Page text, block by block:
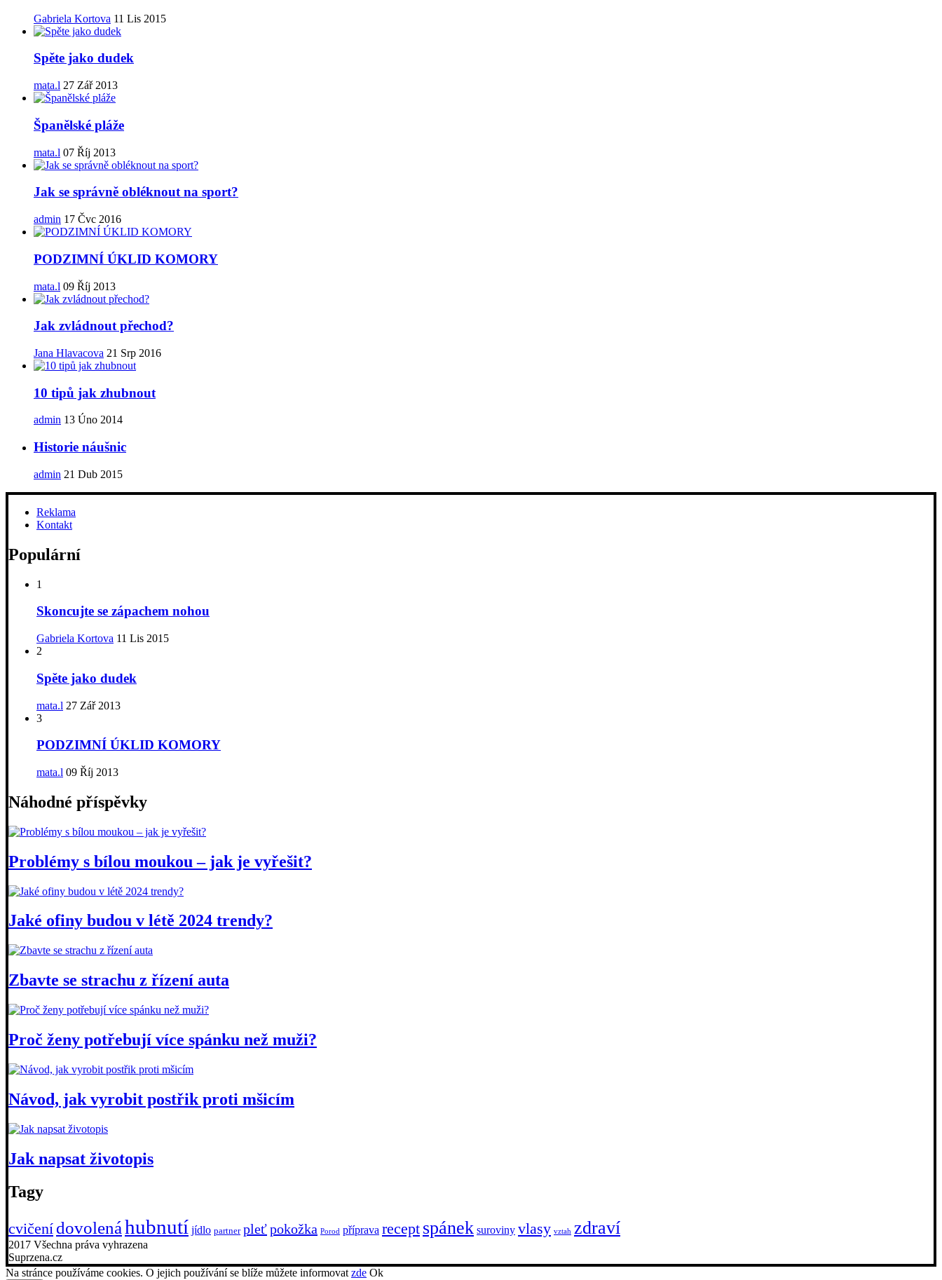
Gabriela Kortova 11 Lis 2015
Spěte jako dudek
mata.l 27 Zář 2013
Španělské pláže
mata.l 07 Říj 2013
Jak se správně obléknout na sport?
admin 17 Čvc 2016
PODZIMNÍ ÚKLID KOMORY
mata.l 09 Říj 2013
Jak zvládnout přechod?
Jana Hlavacova 21 Srp 2016
10 tipů jak zhubnout
admin 13 Úno 2014
Historie náušnic
admin 21 Dub 2015
Reklama
Kontakt
Populární
1
Skoncujte se zápachem nohou
Gabriela Kortova 11 Lis 2015
2
Spěte jako dudek
mata.l 27 Zář 2013
3
PODZIMNÍ ÚKLID KOMORY
mata.l 09 Říj 2013
Náhodné příspěvky
Problémy s bílou moukou – jak je vyřešit?
Jaké ofiny budou v létě 2024 trendy?
Zbavte se strachu z řízení auta
Proč ženy potřebují více spánku než muži?
Návod, jak vyrobit postřik proti mšicím
Jak napsat životopis
Tagy
cvičení dovolenáhubnutí jídlo partner pleťpokožka Porod příprava recept spánek suroviny vlasy vztah zdraví
2017 Všechna práva vyhrazena
Suprzena.cz
Na stránce používáme cookies. O jejich používání se blíže můžete informovat zde Ok